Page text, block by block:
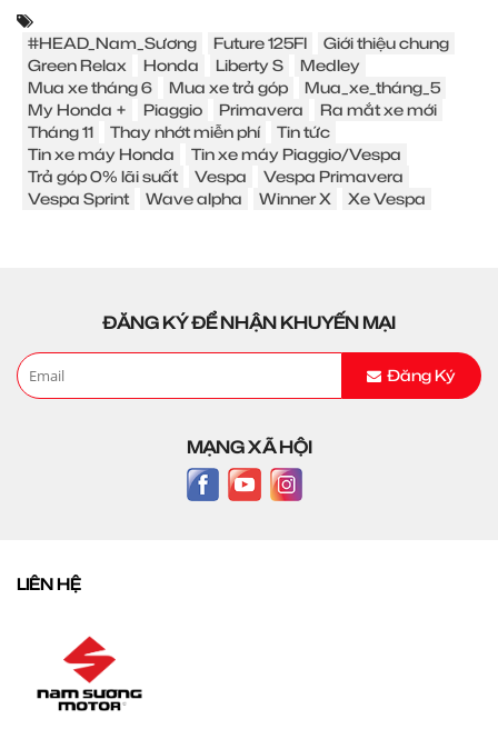
#HEAD_Nam_Sương Future 125FI
Giới thiệu chung
Green Relax
Honda Liberty S
Medley
Mua xe tháng 6
Mua xe trả góp
Mua_xe_tháng_5
My Honda +
Piaggio Primavera
Ra mắt xe mới
Tháng 11
Thay nhớt miễn phí
Tin tức
Tin xe máy Honda
Tin xe máy Piaggio/Vespa
Trả góp 0% lãi suất
Vespa
Vespa Primavera
Vespa Sprint
Wave alpha Winner X Xe Vespa
ĐĂNG KÝ ĐỂ NHẬN KHUYẾN MẠI
Đăng Ký
MẠNG XÃ HỘI
LIÊN HỆ